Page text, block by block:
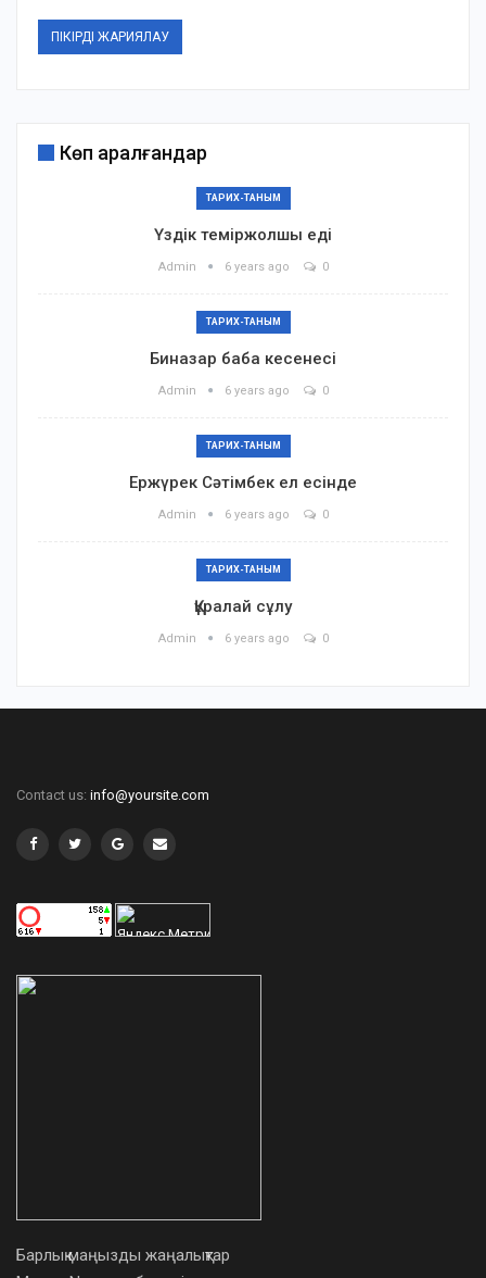
Көп қаралғандар
ТАРИХ-ТАНЫМ
Үздік теміржолшы еді
Admin 6 years ago 0
ТАРИХ-ТАНЫМ
Биназар баба кесенесі
Admin 6 years ago 0
ТАРИХ-ТАНЫМ
Ержүрек Сәтімбек ел есінде
Admin 6 years ago 0
ТАРИХ-ТАНЫМ
Құралай сұлу
Admin 6 years ago 0
Contact us: info@yoursite.com
Барлық маңызды жаңалықтар